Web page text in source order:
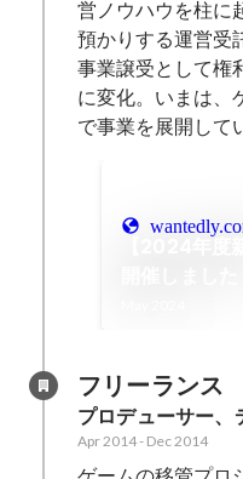
営ノウハウを柱に
預かりする運営受
事業譲受として権
に変化。いまは、
で事業を展開して
フリーランス
プロデューサー、
Apr 2014- Dec 2014
ゲームの移管プロ